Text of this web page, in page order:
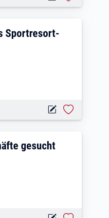
Center
Sportresort-
Orion
gesucht